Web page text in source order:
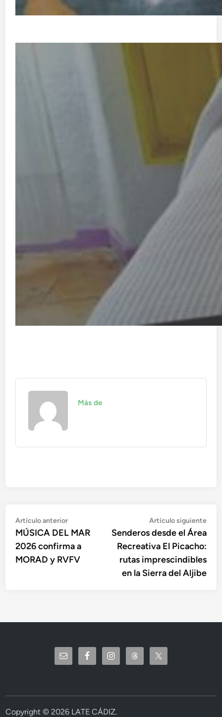
Más de
Navegación
de
entradas
Artículo anteriorArtículo
anterior:
MÚSICA DEL MAR
2026 confirma a
MORAD y RVFV
Artículo siguiente
Senderos desde el Área
Recreativa El Picacho:
rutas imprescindibles
en la Sierra del Aljibe
Copyright © 2026 LATE CÁDIZ.